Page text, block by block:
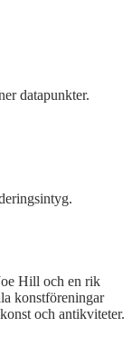
datapunkter.
Hill och en rik
konstföreningar
och antikviteter.